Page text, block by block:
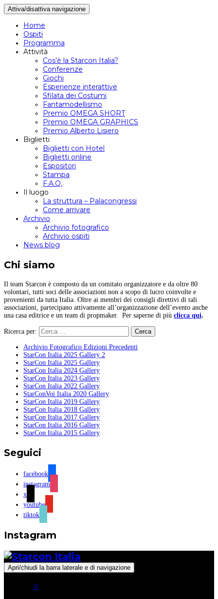
Attiva/disattiva navigazione
Home
Ospiti
Programma
Attività
Cos’è la Starcon Italia?
Conferenze
Giochi
Esperienze interattive
Sfilata dei Costumi
Fantamodellismo
Premio OMEGA SHORT
Premio OMEGA GRAPHICS
Premio Alberto Lisiero
Biglietti
Biglietti con Hotel
Biglietti online
Espositori
Stampa
F.A.Q.
Il luogo
La struttura – Palacongressi
Come arrivare
Archivio
Archivio fotografico
Archivio ospiti
News blog
Chi siamo
Il team Starcon è composto da un comitato organizzatore e da oltre 80
volontari, tutti soci delle associazioni non a scopo di lucro coinvolte e
provenienti da tutta Italia. Oltre ai membri dei consigli direttivi di tali
associazioni, partecipano attivamente all’organizzazione dell’evento anche
una casa editrice e un team di propmaker. Per saperne di più clicca qui.
Ricerca per:
Archivio Fotografico Edizioni Precedenti
StarCon Italia 2025 Gallery 2
StarCon Italia 2025 Gallery
StarCon Italia 2024 Gallery
StarCon Italia 2023 Gallery
StarCon Italia 2022 Gallery
StarConVoi Italia 2020 Gallery
StarCon Italia 2019 Gallery
StarCon Italia 2018 Gallery
StarCon Italia 2017 Gallery
StarCon Italia 2016 Gallery
StarCon Italia 2015 Gallery
Seguici
facebook
instagram
x
youtube
tiktok
Instagram
Apri/chiudi la barra laterale e di navigazione
0